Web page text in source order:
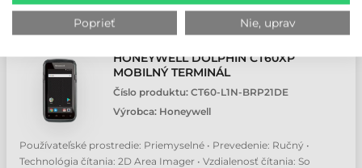
HONEYWELL DOLPHIN CT60XP
MOBILNÝ TERMINÁL
Číslo produktu: CT60-L1N-BRP21DE
Výrobca: Honeywell
Používateľské prostredie: Priemyselné • Prevedenie: Ručný •
Technológia čítania: 2D Area Imager • Vzdialenosť čítania: So
Poprieť Nie, uprav